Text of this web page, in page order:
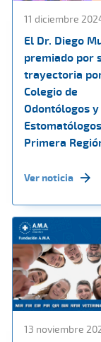
11 diciembre
El Dr. Diego
premiado por
trayectoria
Colegio de
Odontólogos y
Primera
Ver noticia
13 noviembre